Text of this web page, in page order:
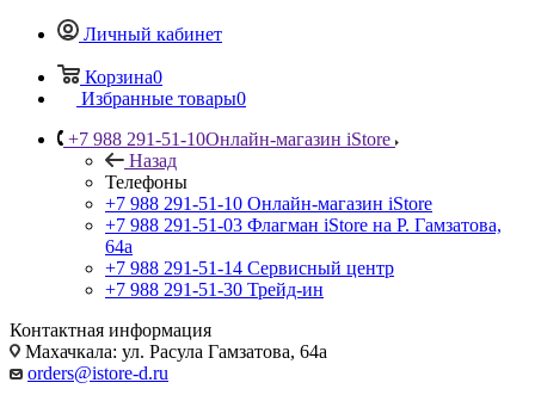
Личный кабинет
Корзина0
Избранные товары0
+7 988 291-51-10Онлайн-магазин iStore
Назад
Телефоны
+7 988 291-51-10 Онлайн-магазин iStore
+7 988 291-51-03 Флагман iStore на Р. Гамзатова,
64а
+7 988 291-51-14 Сервисный центр
+7 988 291-51-30 Трейд-ин
Контактная информация
Махачкала: ул. Расула Гамзатова, 64а
orders@istore-d.ru